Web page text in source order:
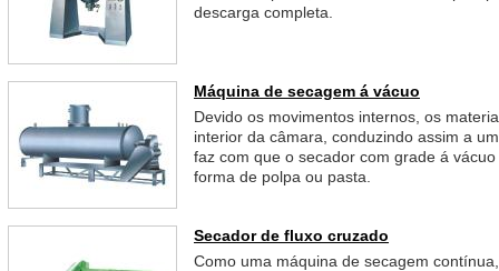
descarga completa.
Máquina de secagem á vácuo
Devido os movimentos internos, os
interior da câmara, conduzindo assim a
faz com que o secador com grade á
forma de polpa ou pasta.
Secador de fluxo cruzado
Como uma máquina de secagem